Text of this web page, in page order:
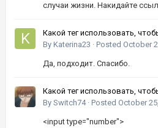
случаи жизни. Накидайте
Какой тег использовать,
кнопками вверх-вниз?
By Katerina23 · Posted October
Да, подходит. Спасибо.
Какой тег использовать,
кнопками вверх-вниз?
By Switch74· Posted October
<input type="number">